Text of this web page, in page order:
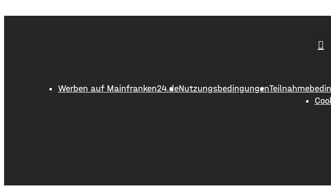
Werben auf Mainfranken24.deNutzungsbedingungen